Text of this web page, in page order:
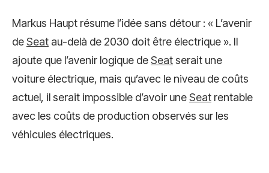
Markus Haupt résume l’idée sans détour : « L’avenir
deSeat au-delà de 2030 doit être électrique ». Il
ajoute que l’avenir logique deSeatserait une
voiture électrique, mais qu’avec le niveau de coûts
actuel, il serait impossible d’avoir uneSeat rentable
avec les coûts de production observés sur les
véhicules électriques.